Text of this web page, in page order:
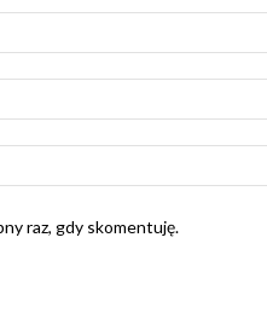
raz, gdy skomentuję.